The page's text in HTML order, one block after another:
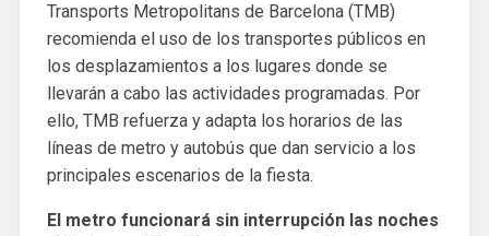
Transports Metropolitans de Barcelona (TMB)
recomienda el uso de los transportes públicos en
los desplazamientos a los lugares donde se
llevarán a cabo las actividades programadas. Por
ello, TMB refuerza y ​​adapta los horarios de las
líneas de metro y autobús que dan servicio a los
principales escenarios de la fiesta.
El metro funcionará sin interrupción las noches